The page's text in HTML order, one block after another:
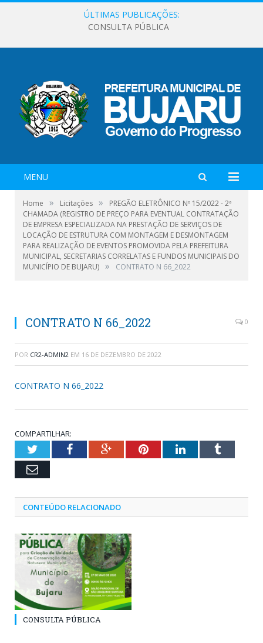
ÚLTIMAS PUBLICAÇÕES:
CONSULTA PÚBLICA
MENU
Home » Licitações »
PREGÃO ELETRÔNICO Nº 15/2022 - 2ª
CHAMADA (REGISTRO DE PREÇO PARA EVENTUAL CONTRATAÇÃO
DE EMPRESA ESPECIALIZADA NA PRESTAÇÃO DE SERVIÇOS DE
LOCAÇÃO DE ESTRUTURA COM MONTAGEM E DESMONTAGEM
PARA REALIZAÇÃO DE EVENTOS PROMOVIDA PELA PREFEITURA
MUNICIPAL, SECRETARIAS CORRELATAS E FUNDOS MUNICIPAIS DO
MUNICÍPIO DE BUJARU) » CONTRATO N 66_2022
CONTRATO N 66_2022 0
POR CR2-ADMIN2 EM 16 DE DEZEMBRO DE 2022
CONTRATO N 66_2022
COMPARTILHAR:
TwitterFacebookGoogle+PinterestLinkedInTumblr
Email
CONTEÚDO RELACIONADO
CONSULTA PÚBLICA